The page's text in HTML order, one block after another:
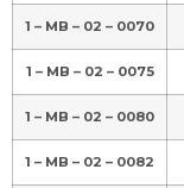
1 – MB – 02 – 0070
1 – MB – 02 – 0075
1 – MB – 02 – 0080
1 – MB – 02 – 0082